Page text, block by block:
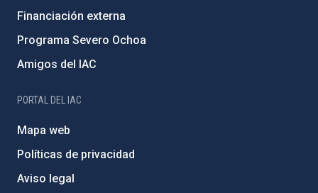
Financiación externa
Programa Severo Ochoa
Amigos del IAC
PORTAL DEL IAC
Mapa web
Políticas de privacidad
Aviso legal